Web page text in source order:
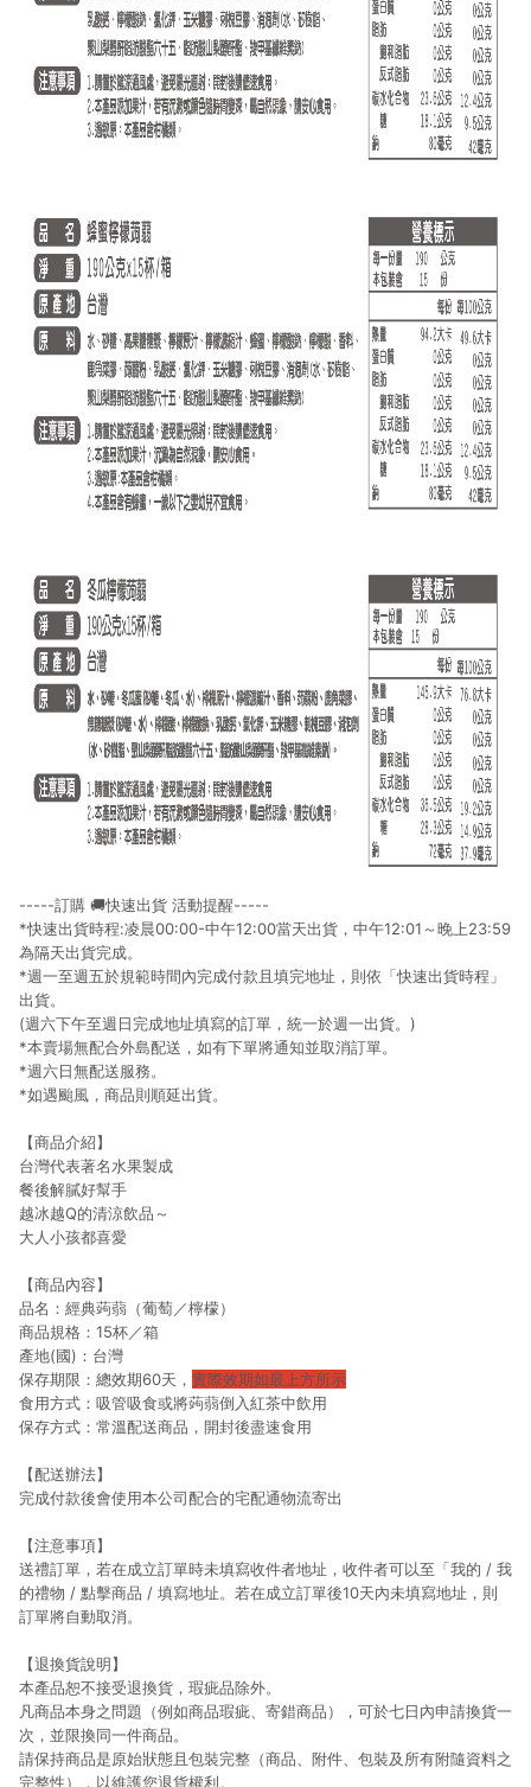
-----訂購 🚚快速出貨 活動提醒-----
*快速出貨時程:凌晨00:00-中午12:00當天出貨，中午12:01～晚上23:59
為隔天出貨完成。
*週一至週五於規範時間內完成付款且填完地址，則依「快速出貨時程」
出貨。
(週六下午至週日完成地址填寫的訂單，統一於週一出貨。)
*本賣場無配合外島配送，如有下單將通知並取消訂單。
*週六日無配送服務。
*如遇颱風，商品則順延出貨。
【商品介紹】
台灣代表著名水果製成
餐後解膩好幫手
越冰越Q的清涼飲品～
大人小孩都喜愛
【商品內容】
品名：經典蒟蒻（葡萄／檸檬）
商品規格：15杯／箱
產地(國)：台灣
保存期限：總效期60天， 實際效期如最上方所示
食用方式：吸管吸食或將蒟蒻倒入紅茶中飲用
保存方式：常溫配送商品，開封後盡速食用
【配送辦法】
完成付款後會使用本公司配合的宅配通物流寄出
【注意事項】
送禮訂單，若在成立訂單時未填寫收件者地址，收件者可以至「我的 / 我
的禮物 / 點擊商品 / 填寫地址。若在成立訂單後10天內未填寫地址，則
訂單將自動取消。
【退換貨說明】
本產品恕不接受退換貨，瑕疵品除外。
凡商品本身之問題（例如商品瑕疵、寄錯商品），可於七日內申請換貨一
次，並限換同一件商品。
請保持商品是原始狀態且包裝完整（商品、附件、包裝及所有附隨資料之
完整性），以維護您退貨權利。